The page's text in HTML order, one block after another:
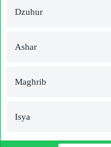
Dzuhur
Ashar
Maghrib
Isya